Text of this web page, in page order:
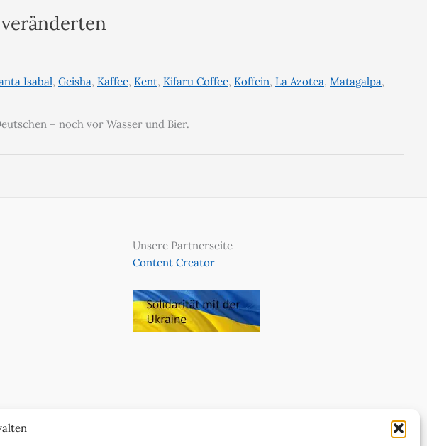
Isabal, Geisha, Kaffee, Kent, Kifaru Coffee, Koffein, La Azotea, Matagalpa,
– noch vor Wasser und Bier.
Unsere Partnerseite
Content Creator